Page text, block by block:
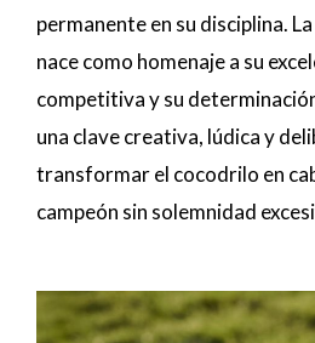
permanente en su disciplina.
nace como homenaje a su
competitiva y su
una clave creativa, lúdica y
transformar el cocodrilo en
campeón sin solemnidad